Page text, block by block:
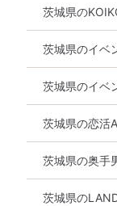
茨城県の
茨城県のイベ
茨城県のイベ
茨城県の恋活
茨城県の奥手
茨城県の